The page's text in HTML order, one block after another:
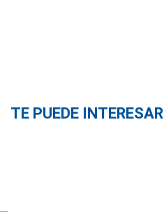
TE PUEDE INTERESAR